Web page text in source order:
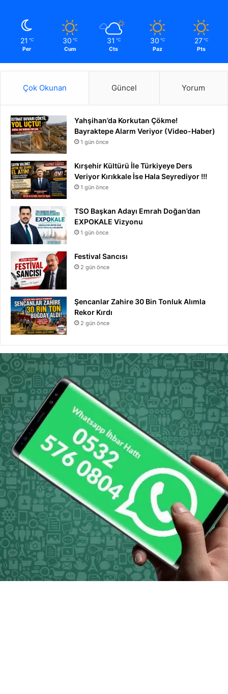
21 ℃
Per
30 ℃
Cum
31 ℃
Cts
30 ℃
Paz
27 ℃
Pts
Çok Okunan Güncel Yorum
Yahşihan’da Korkutan Çökme!
Bayraktepe Alarm Veriyor (Video-Haber)
1 gün önce
Kırşehir Kültürü İle Türkiyeye Ders
Veriyor Kırıkkale İse Hala Seyrediyor !!!
1 gün önce
TSO Başkan Adayı Emrah Doğan’dan
EXPOKALE Vizyonu
1 gün önce
Festival Sancısı
2 gün önce
Şencanlar Zahire 30 Bin Tonluk Alımla
Rekor Kırdı
2 gün önce